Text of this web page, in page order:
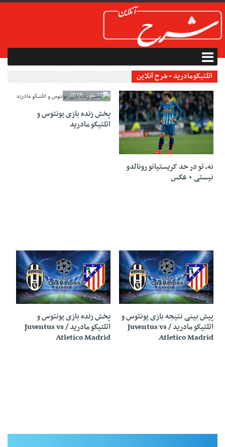
اتلتیکومادرید - شرح آنلاین
نه، تو در حد کریستیانو رونالدو
نیستی + عکس
12 مارس 2019
پخش زنده بازی یونتوس و
اتلتیکو مادرید
20 فوریه 2019
پیش بینی نتیجه بازی یونتوس و
اتلتیکو مادرید / Juventus vs
Atletico Madrid
20 فوریه 2019
پخش زنده بازی یونتوس و
اتلتیکو مادرید / Juventus vs
Atletico Madrid